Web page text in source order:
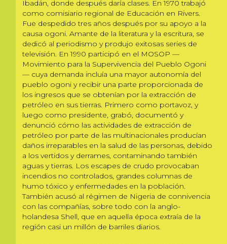
Ibadán, donde después daría clases. En 1970 trabajó
como comisiario regional de Educación en Rivers.
Fue despedido tres años después por su apoyo a la
causa ogoni. Amante de la literatura y la escritura, se
dedicó al periodismo y produjo exitosas series de
televisión. En 1990 participó en el MOSOP —
Movimiento para la Supervivencia del Pueblo Ogoni
— cuya demanda incluía una mayor autonomía del
pueblo ogoni y recibir una parte proporcionada de
los ingresos que se obtenían por la extracción de
petróleo en sus tierras. Primero como portavoz, y
luego como presidente, grabó, documentó y
denunció cómo las actividades de extracción de
petróleo por parte de las multinacionales producían
daños irreparables en la salud de las personas, debido
a los vertidos y derrames, contaminando también
aguas y tierras. Los escapes de crudo provocaban
incendios no controlados, grandes columnas de
humo tóxico y enfermedades en la población.
También acusó al régimen de Nigeria de connivencia
con las compañías, sobre todo con la anglo-
holandesa Shell, que en aquella época extraía de la
región casi un millón de barriles diarios.